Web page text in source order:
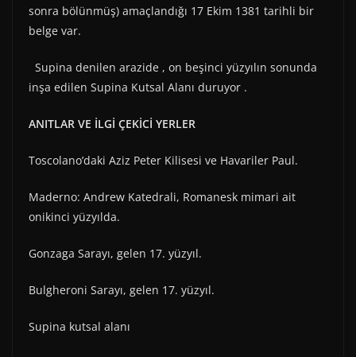
sonra bölünmüş) amaçlandığı 17 Ekim 1381 tarihli bir
belge var.
Supina denilen arazide , on beşinci yüzyılın sonunda
inşa edilen Supina Kutsal Alanı duruyor .
ANITLAR VE İLGİ ÇEKİCİ YERLER
Toscolano’daki Aziz Peter Kilisesi ve Havariler Paul.
Maderno: Andrew Katedrali, Romanesk mimari ait
onikinci yüzyılda.
Gonzaga Sarayı, gelen 17. yüzyıl.
Bulgheroni Sarayı, gelen 17. yüzyıl.
Supina kutsal alanı